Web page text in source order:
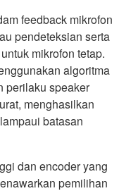
feedback mikrofon
pendeteksian serta
mikrofon tetap.
algoritma
perilaku speaker
menghasilkan
batasan
dan encoder yang
pemilihan